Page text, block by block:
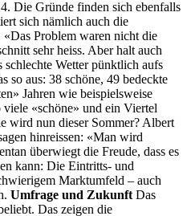
Die Gründe finden sich ebenfalls
sich nämlich auch die
Problem waren nicht die
sehr heiss. Aber halt auch
schlechte Wetter pünktlich aufs
so aus: 38 schöne, 49 bedeckte
Jahren wie beispielsweise
«schöne» und ein Viertel
wird nun dieser Sommer? Albert
hinreissen: «Man wird
überwiegt die Freude, dass es
kann: Die Eintritts- und
Marktumfeld – auch
Umfrage und Zukunft Das
Das zeigen die